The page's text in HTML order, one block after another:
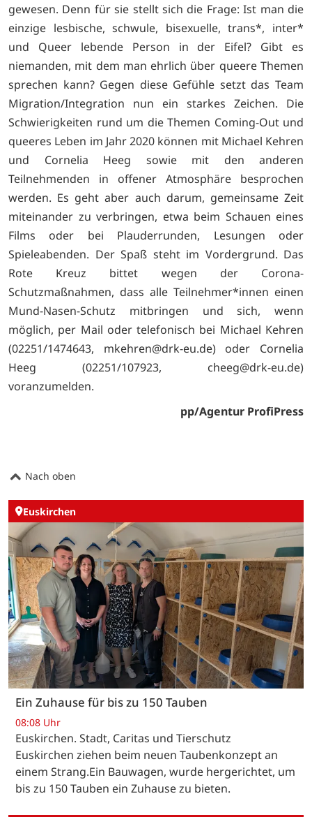
gewesen. Denn für sie stellt sich die Frage: Ist man die
einzige lesbische, schwule, bisexuelle, trans*, inter*
und Queer lebende Person in der Eifel? Gibt es
niemanden, mit dem man ehrlich über queere Themen
sprechen kann? Gegen diese Gefühle setzt das Team
Migration/Integration nun ein starkes Zeichen. Die
Schwierigkeiten rund um die Themen Coming-Out und
queeres Leben im Jahr 2020 können mit Michael Kehren
und Cornelia Heeg sowie mit den anderen
Teilnehmenden in offener Atmosphäre besprochen
werden. Es geht aber auch darum, gemeinsame Zeit
miteinander zu verbringen, etwa beim Schauen eines
Films oder bei Plauderrunden, Lesungen oder
Spieleabenden. Der Spaß steht im Vordergrund. Das
Rote Kreuz bittet wegen der Corona-
Schutzmaßnahmen, dass alle Teilnehmer*innen einen
Mund-Nasen-Schutz mitbringen und sich, wenn
möglich, per Mail oder telefonisch bei Michael Kehren
(02251/1474643, mkehren@drk-eu.de) oder Cornelia
Heeg (02251/107923, cheeg@drk-eu.de)
voranzumelden.
pp/Agentur ProfiPress
Nach oben
Euskirchen
Ein Zuhause für bis zu 150 Tauben
08:08 Uhr
Euskirchen. Stadt, Caritas und Tierschutz
Euskirchen ziehen beim neuen Taubenkonzept an
einem Strang.Ein Bauwagen, wurde hergerichtet, um
bis zu 150 Tauben ein Zuhause zu bieten.